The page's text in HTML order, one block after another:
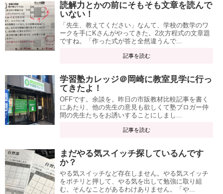
読解力とかの前にそもそも文章を読んで
いない！
「先生、教えてください」なんて、学校の数学のワ
ークを手にKさんがやってきた。2次方程式の文章題
ですね。「作った式が答と全然違うんで...
記事を読む
学習塾カレッジ＠岡崎に教室見学に行っ
てきたよ！
OFFです。余談を。昨日の市販教材比較記事を書く
にあたり、他の先生の意見も欲しくて塾ブロガー仲
間の先生たちをお誘いすることにしまし...
記事を読む
まだやる気スイッチ探しているんです
か？
やる気スイッチなど存在しません。やる気スイッチ
をポチリと押して、やる気を出して勉強に取り組
む。そんなことがあるわけありません。「や...